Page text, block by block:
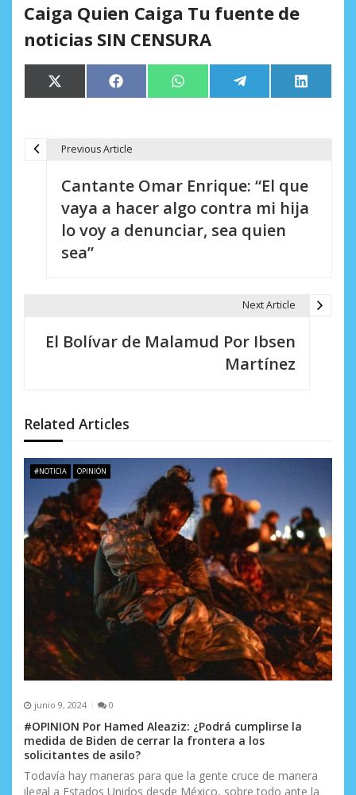
Caiga Quien Caiga Tu fuente de
noticias SIN CENSURA
Compartir
en
X
(Twitter)
Compartir
en
Facebook Compartir
en
WhatsApp Compartir
en
Telegram
en
LinkedIn
n
d
e
e
n
t
d
a
s
Previous Article
Cantante Omar Enrique: “El que
vaya a hacer algo contra mi hija
lo voy a denunciar, sea quien
sea”
Next Article
El Bolívar de Malamud Por Ibsen
Martínez
Related Articles
#NOTICIA OPINIÓN
junio 9, 2024 0
#OPINION Por Hamed Aleaziz: ¿Podrá cumplirse la
medida de Biden de cerrar la frontera a los
solicitantes de asilo?
Todavía hay maneras para que la gente cruce de manera
ilegal a Estados Unidos desde México, sobre todo ante la